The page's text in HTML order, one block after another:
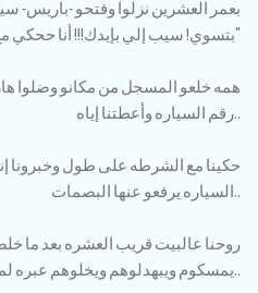
بعمر العشرين نزلوا وفتحو -
بتسوي! سيب إلي بإيدك!!! أنا ححكي مع الشرطه"
همه خلعو المسجل من مكانو وضلوا
رقم السياره وأعطتنا إياه..
حكينا مع الشرطه على طول وخبرونا
السياره يرفعو عنها البصمات..
روحنا عالبيت قريب العشره بعد ما
يمسكوم ويبهدلوهم ويخلوهم عبره لمن لا يعتبر..